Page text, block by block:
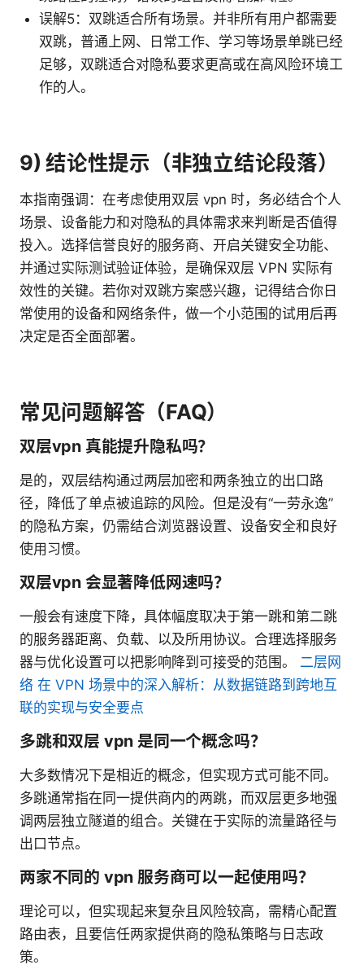
误解5：双跳适合所有场景。并非所有用户都需要
双跳，普通上网、日常工作、学习等场景单跳已经
足够，双跳适合对隐私要求更高或在高风险环境工
作的人。
9) 结论性提示（非独立结论段落）
本指南强调：在考虑使用双层 vpn 时，务必结合个人
场景、设备能力和对隐私的具体需求来判断是否值得
投入。选择信誉良好的服务商、开启关键安全功能、
并通过实际测试验证体验，是确保双层 VPN 实际有
效性的关键。若你对双跳方案感兴趣，记得结合你日
常使用的设备和网络条件，做一个小范围的试用后再
决定是否全面部署。
常见问题解答（FAQ）
双层vpn 真能提升隐私吗？
是的，双层结构通过两层加密和两条独立的出口路
径，降低了单点被追踪的风险。但是没有“一劳永逸”
的隐私方案，仍需结合浏览器设置、设备安全和良好
使用习惯。
双层vpn 会显著降低网速吗？
一般会有速度下降，具体幅度取决于第一跳和第二跳
的服务器距离、负载、以及所用协议。合理选择服务
器与优化设置可以把影响降到可接受的范围。 二层网
络 在 VPN 场景中的深入解析：从数据链路到跨地互
联的实现与安全要点
多跳和双层 vpn 是同一个概念吗？
大多数情况下是相近的概念，但实现方式可能不同。
多跳通常指在同一提供商内的两跳，而双层更多地强
调两层独立隧道的组合。关键在于实际的流量路径与
出口节点。
两家不同的 vpn 服务商可以一起使用吗？
理论可以，但实现起来复杂且风险较高，需精心配置
路由表，且要信任两家提供商的隐私策略与日志政
策。